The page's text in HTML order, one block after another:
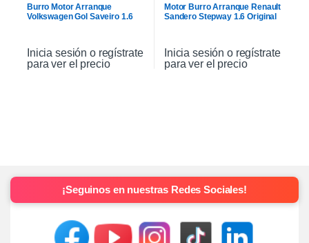
Burro Motor Arranque
Volkswagen Gol Saveiro 1.6
Inicia sesión o regístrate
para ver el precio
Motor Burro Arranque Renault
Sandero Stepway 1.6 Original
Inicia sesión o regístrate
para ver el precio
¡Seguinos en nuestras Redes Sociales!